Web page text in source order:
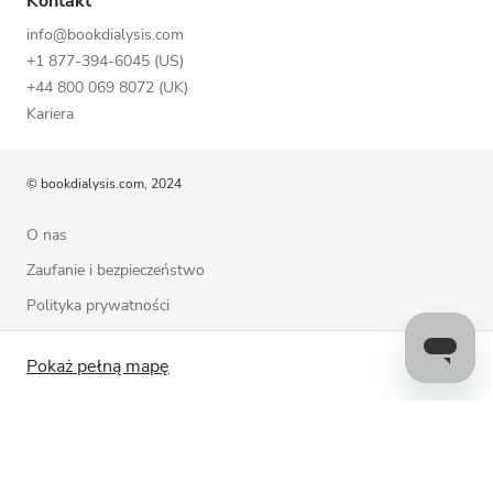
Pokaż pełną mapę
info@bookdialysis.com
+1 877-394-6045 (US)
+44 800 069 8072 (UK)
Kariera
© bookdialysis.com, 2024
O nas
Zaufanie i bezpieczeństwo
Polityka prywatności
Polityka plików cookie